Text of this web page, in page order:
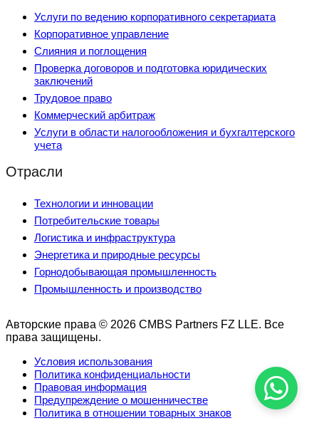
Услуги по ведению корпоративного секретариата
Корпоративное управление
Слияния и поглощения
Проверка договоров и подготовка юридических
заключений
Трудовое право
Коммерческий арбитраж
Услуги в области налогообложения и бухгалтерского
учета
Отрасли
Технологии и инновации
Потребительские товары
Логистика и инфраструктура
Энергетика и природные ресурсы
Горнодобывающая промышленность
Промышленность и производство
Авторские права © 2026 CMBS Partners FZ LLE. Все
права защищены.
Условия использования
Политика конфиденциальности
Правовая информация
Предупреждение о мошенничестве
Политика в отношении товарных знаков